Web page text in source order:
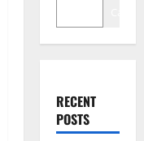
RECENT
POSTS